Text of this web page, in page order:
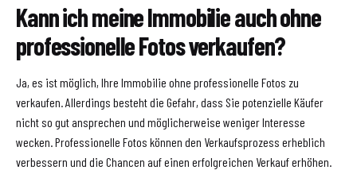
Kann ich meine Immobilie auch ohne
professionelle Fotos verkaufen?
Ja, es ist möglich, Ihre Immobilie ohne professionelle Fotos zu
verkaufen. Allerdings besteht die Gefahr, dass Sie potenzielle Käufer
nicht so gut ansprechen und möglicherweise weniger Interesse
wecken. Professionelle Fotos können den Verkaufsprozess erheblich
verbessern und die Chancen auf einen erfolgreichen Verkauf erhöhen.